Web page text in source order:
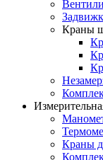
Краны
Краны